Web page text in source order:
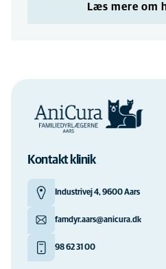
Læs mere om
Kontakt klinik
Industrivej 4, 9600 Aars
famdyr.aars@anicura.dk
98 62 31 00